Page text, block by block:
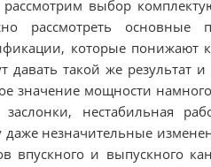
выбор
рассмотреть основные
которые понижают
давать такой же результат
значение мощности
нестабильная
незначительные
впускного и выпускного